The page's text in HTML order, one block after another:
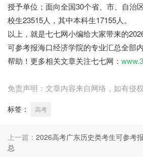
授予单位；面向全国30个省、市、自治
校生23515人，其中本科生17155人。
以上，就是七七网小编给大家带来的
可参考报海口经济学院的专业汇总全部
帮助！更多相关文章关注七七网：
免责声明：文章内容来自网络，如有侵
标签： 高考
上一篇： 2026高考广东历史类考生可参考
总